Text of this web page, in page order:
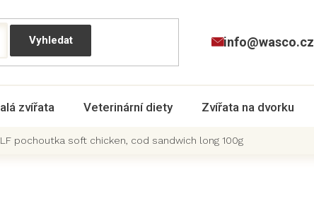
info@wasco.cz
zvířata Veterinární diety Zvířata na dvorku
pochoutka soft chicken, cod sandwich long 100g